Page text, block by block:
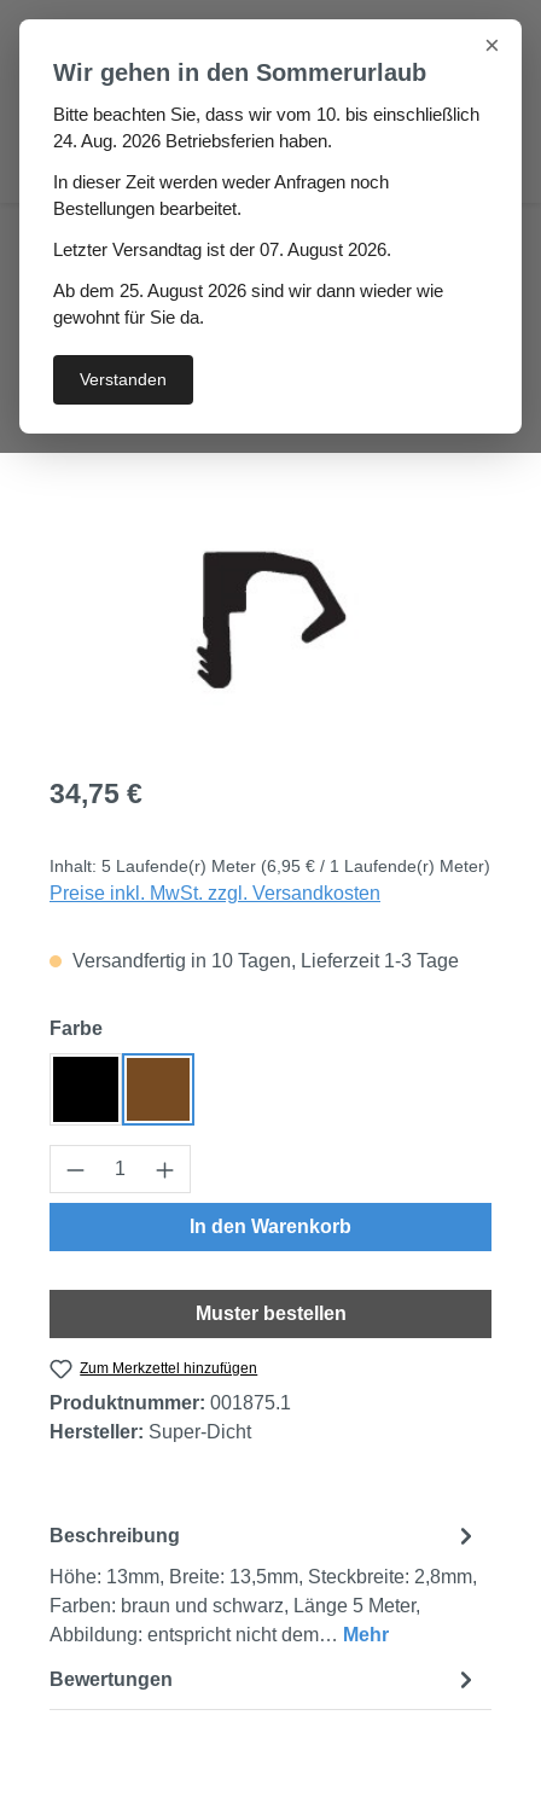
Zum Hauptinhalt springen
Haus
Fenster- / Türprofile
Holz-Hebe-Schiebetüren Dichtungen
Holzfensterdichtung
Gedono
Regulärer Preis:
34,75 €
Inhalt: 5 Laufende(r) Meter (6,95 € / 1 Laufende(r) Meter)
Preise inkl. MwSt. zzgl. Versandkosten
Versandfertig in 10 Tagen, Lieferzeit 1-3 Tage
Farbeauswählen
Produkt Anzahl: Gib den gewünschten
In den Warenkorb
Muster bestellen
Zum Merkzettel hinzufügen
Produktnummer: 001875.1
Hersteller: Super-Dicht
Beschreibung
Höhe: 13mm, Breite: 13,5mm, Steckbreite: 2,8mm,
Farben: braun und schwarz, Länge 5 Meter,
Abbildung: entspricht nicht dem… Mehr
Bewertungen
×
Wir gehen in den Sommerurlaub
Bitte beachten Sie, dass wir vom 10. bis einschließlich
24. Aug. 2026 Betriebsferien haben.
In dieser Zeit werden weder Anfragen noch
Bestellungen bearbeitet.
Letzter Versandtag ist der 07. August 2026.
Ab dem 25. August 2026 sind wir dann wieder wie
gewohnt für Sie da.
Verstanden